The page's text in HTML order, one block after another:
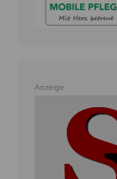
Anzeige